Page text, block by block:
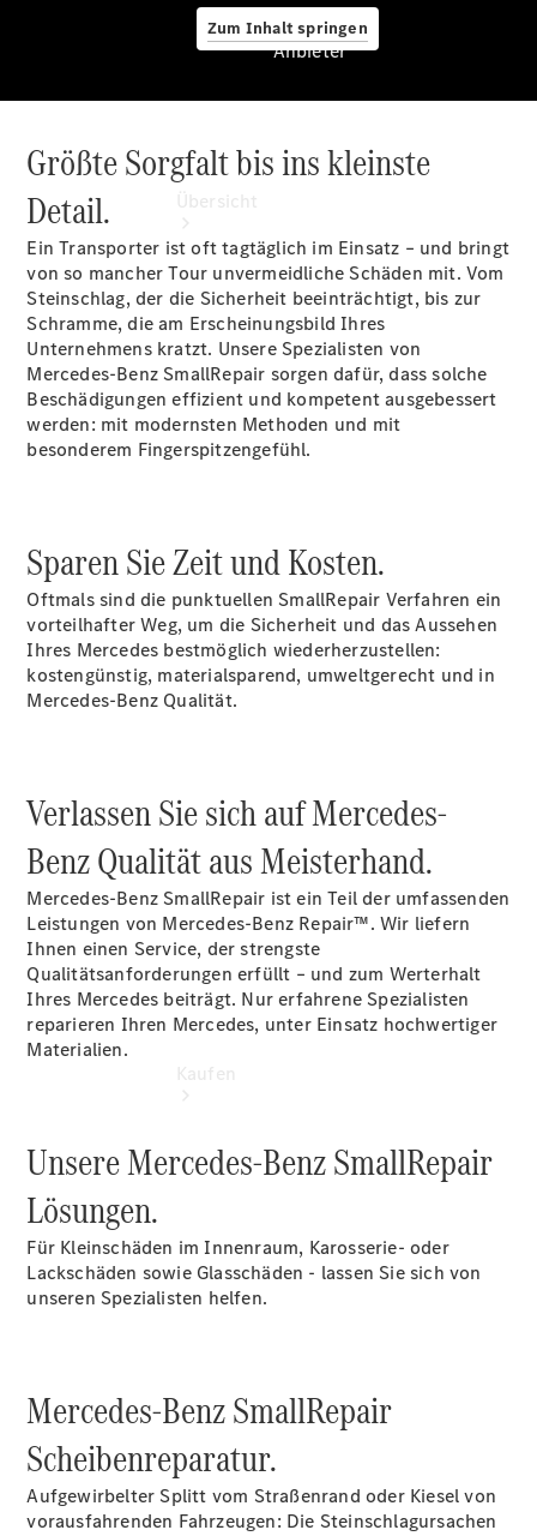
Zum Inhalt springen
Anbieter
Startseite
Modellübersicht
Servicetermin
Konfigurator
Kontakt
Probefahrt
vereinbaren
Ansprechpartner
finden
Beratung
Tel: +49
6131 367 0
Übersicht
Neuwagenangebote
Übersicht
Transporter
Highlights
Anbieter
Größte Sorgfalt bis ins kleinste
Detail.
Ein Transporter ist oft tagtäglich im Einsatz – und bringt
von so mancher Tour unvermeidliche Schäden mit. Vom
Steinschlag, der die Sicherheit beeinträchtigt, bis zur
Schramme, die am Erscheinungsbild Ihres
Unternehmens kratzt. Unsere Spezialisten von
Mercedes-Benz SmallRepair sorgen dafür, dass solche
Beschädigungen effizient und kompetent ausgebessert
werden: mit modernsten Methoden und mit
besonderem Fingerspitzengefühl.
Sparen Sie Zeit und Kosten.
Oftmals sind die punktuellen SmallRepair Verfahren ein
vorteilhafter Weg, um die Sicherheit und das Aussehen
Ihres Mercedes bestmöglich wiederherzustellen:
kostengünstig, materialsparend, umweltgerecht und in
Mercedes-Benz Qualität.
Verlassen Sie sich auf Mercedes-
Benz Qualität aus Meisterhand.
Mercedes-Benz SmallRepair ist ein Teil der umfassenden
Leistungen von Mercedes-Benz Repair™. Wir liefern
Ihnen einen Service, der strengste
Qualitätsanforderungen erfüllt – und zum Werterhalt
Ihres Mercedes beiträgt. Nur erfahrene Spezialisten
reparieren Ihren Mercedes, unter Einsatz hochwertiger
Materialien.
Unsere Mercedes-Benz SmallRepair
Lösungen.
Für Kleinschäden im Innenraum, Karosserie- oder
Lackschäden sowie Glasschäden - lassen Sie sich von
unseren Spezialisten helfen.
Mercedes-Benz SmallRepair
Scheibenreparatur.
Aufgewirbelter Splitt vom Straßenrand oder Kiesel von
vorausfahrenden Fahrzeugen: Die Steinschlagursachen